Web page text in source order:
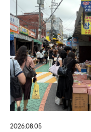
2026.08.05